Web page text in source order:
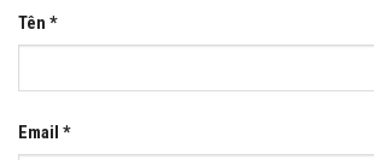
Tên *
Email *